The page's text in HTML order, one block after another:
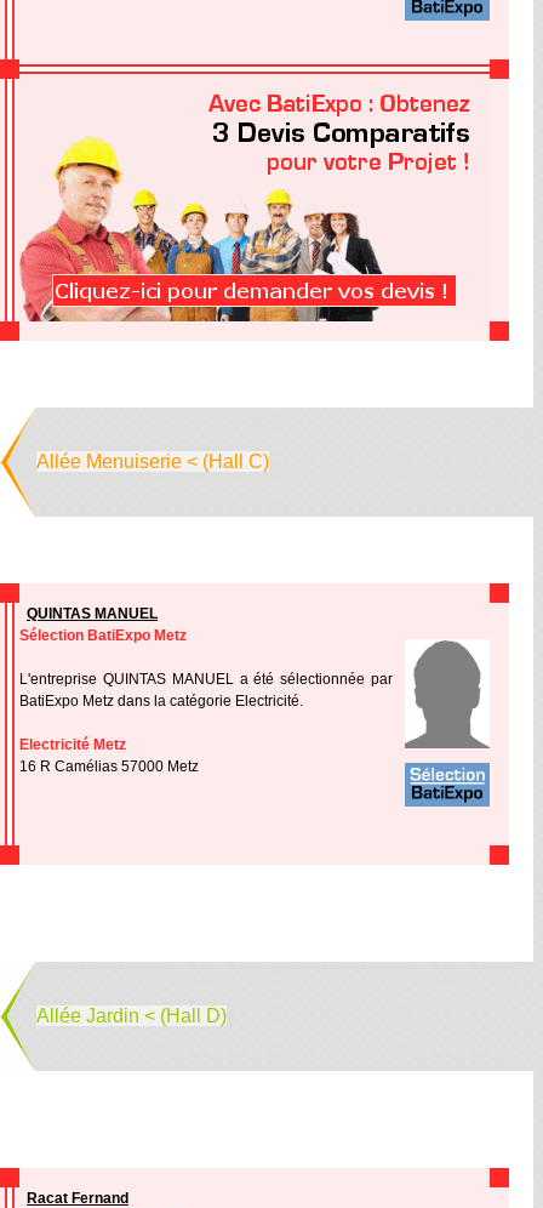
Allée Menuiserie < (Hall C)
QUINTAS MANUEL
Sélection BatiExpo Metz
L'entreprise QUINTAS MANUEL a été sélectionnée par
BatiExpo Metz dans la catégorie Electricité.
Electricité Metz
16 R Camélias 57000 Metz
Allée Jardin < (Hall D)
Racat Fernand